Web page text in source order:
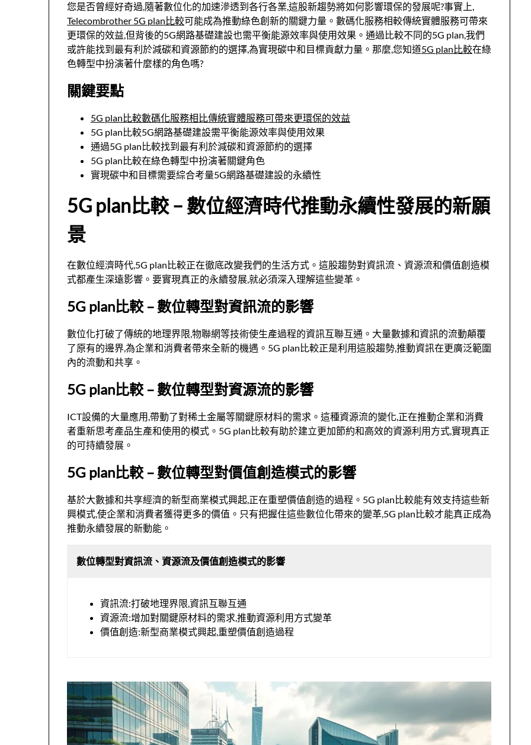
您是否曾經好奇過,隨著數位化的加速滲透到各行各業,這股新趨勢將如何影響環保的發展呢?事實上,
Telecombrother 5G plan比較可能成為推動綠色創新的關鍵力量。數碼化服務相較傳統實體服務可帶來
更環保的效益,但背後的5G網路基礎建設也需平衡能源效率與使用效果。通過比較不同的5G plan,我們
或許能找到最有利於減碳和資源節約的選擇,為實現碳中和目標貢獻力量。那麼,您知道5G plan比較在綠
色轉型中扮演著什麼樣的角色嗎?
關鍵要點
5G plan比較數碼化服務相比傳統實體服務可帶來更環保的效益
5G plan比較5G網路基礎建設需平衡能源效率與使用效果
通過5G plan比較找到最有利於減碳和資源節約的選擇
5G plan比較在綠色轉型中扮演著關鍵角色
實現碳中和目標需要綜合考量5G網路基礎建設的永續性
5G plan比較 – 數位經濟時代推動永續性發展的新願
景
在數位經濟時代,5G plan比較正在徹底改變我們的生活方式。這股趨勢對資訊流、資源流和價值創造模
式都產生深遠影響。要實現真正的永續發展,就必須深入理解這些變革。
5G plan比較 – 數位轉型對資訊流的影響
數位化打破了傳統的地理界限,物聯網等技術使生產過程的資訊互聯互通。大量數據和資訊的流動顛覆
了原有的邊界,為企業和消費者帶來全新的機遇。5G plan比較正是利用這股趨勢,推動資訊在更廣泛範圍
內的流動和共享。
5G plan比較 – 數位轉型對資源流的影響
ICT設備的大量應用,帶動了對稀土金屬等關鍵原材料的需求。這種資源流的變化,正在推動企業和消費
者重新思考產品生產和使用的模式。5G plan比較有助於建立更加節約和高效的資源利用方式,實現真正
的可持續發展。
5G plan比較 – 數位轉型對價值創造模式的影響
基於大數據和共享經濟的新型商業模式興起,正在重塑價值創造的過程。5G plan比較能有效支持這些新
興模式,使企業和消費者獲得更多的價值。只有把握住這些數位化帶來的變革,5G plan比較才能真正成為
推動永續發展的新動能。
數位轉型對資訊流、資源流及價值創造模式的影響
資訊流:打破地理界限,資訊互聯互通
資源流:增加對關鍵原材料的需求,推動資源利用方式變革
價值創造:新型商業模式興起,重塑價值創造過程